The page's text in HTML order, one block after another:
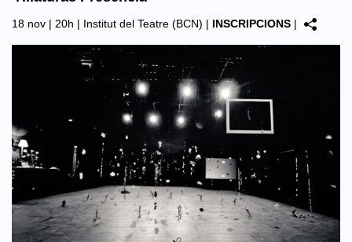
18 nov | 20h | Institut del Teatre (BCN) | INSCRIPCIONS |